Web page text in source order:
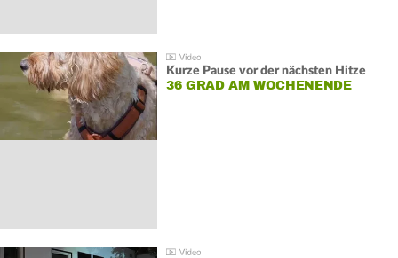
Kurze Pause vor der nächsten Hitze
36 GRAD AM WOCHENENDE